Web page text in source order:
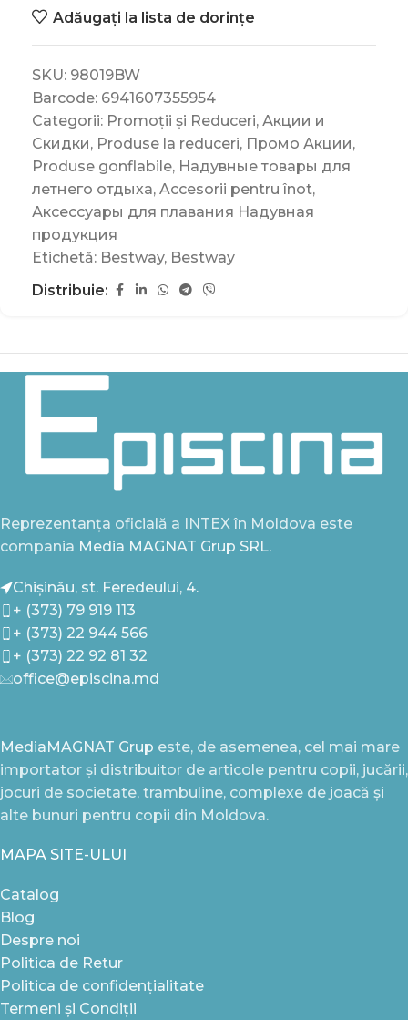
Adăugați la lista de dorințe
SKU: 98019BW
Barcode: 6941607355954
Categorii: Promoții și Reduceri, Акции и
Скидки, Produse la reduceri, Промо Акции,
Produse gonflabile, Надувные товары для
летнего отдыха, Accesorii pentru înot,
Аксессуары для плавания Надувная
продукция
Etichetă: Bestway, Bestway
Distribuie:
Reprezentanța oficială a INTEX în Moldova este
compania Media MAGNAT Grup SRL.
Chișinău, st. Feredeului, 4.
+ (373) 79 919 113
+ (373) 22 944 566
+ (373) 22 92 81 32
office@episcina.md
MediaMAGNAT Grup este, de asemenea, cel mai mare
importator și distribuitor de articole pentru copii, jucării,
jocuri de societate, trambuline, complexe de joacă și
alte bunuri pentru copii din Moldova.
MAPA SITE-ULUI
Catalog
Blog
Despre noi
Politica de Retur
Politica de confidențialitate
Termeni și Condiții